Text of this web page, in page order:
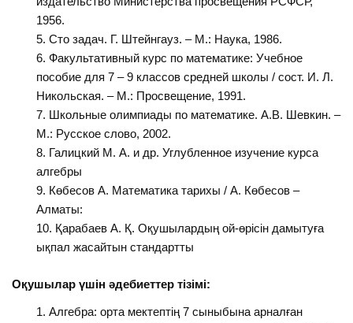
1956.
Сто задач. Г. Штейнгауз. – М.: Наука, 1986.
Факультативный курс по математике: Учебное
пособие для 7 – 9 классов средней школы / сост. И. Л.
Никольская. – М.: Просвещение, 1991.
Школьные олимпиады по математике. А.В. Шевкин. –
М.: Русское слово, 2002.
Галицкий М. А. и др. Углубленное изучение курса
алгебры
Көбесов А. Математика тарихы / А. Көбесов –
Алматы:
Қарабаев А. Қ. Оқушылардың ой-өрісін дамытуға
ықпал жасайтын стандартты
Оқушылар үшін әдебиеттер тізімі:
Алгебра: орта мектептің 7 сыныбына арналған